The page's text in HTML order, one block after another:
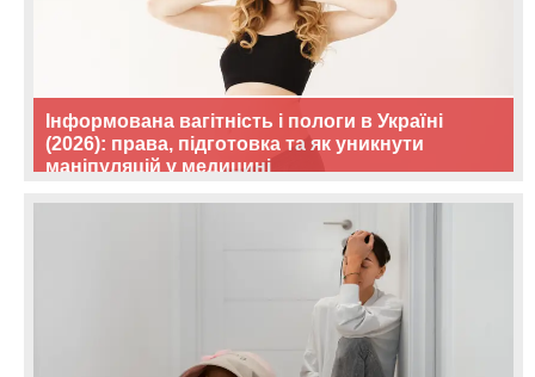
Інформована вагітність і пологи в Україні
(2026): права, підготовка та як уникнути
маніпуляцій у медицині